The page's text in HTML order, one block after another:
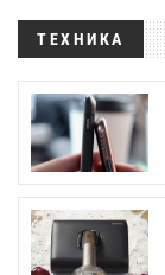
ТЕХНИКА